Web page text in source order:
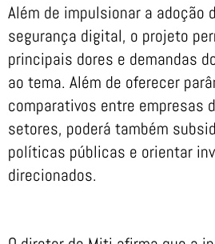
Além de impulsionar a adoção
segurança digital, o projeto
principais dores e demandas
ao tema. Além de oferecer
comparativos entre empresas
setores, poderá também
políticas públicas e orientar
direcionados.